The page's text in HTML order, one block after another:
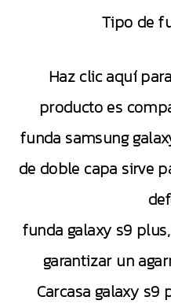
Tipo de
Haz clic aquí
producto es
funda samsung
de doble capa sirve
funda galaxy s9
garantizar un
Carcasa galaxy s9